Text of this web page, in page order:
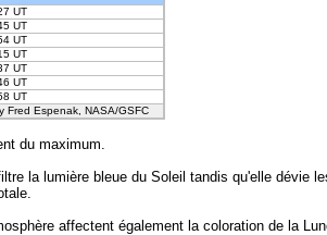
UT
UT
UT
UT
UT
UT
UT
Fred Espenak, NASA/GSFC
du maximum.
la lumière bleue du Soleil tandis qu'elle dévie
affectent également la coloration de la